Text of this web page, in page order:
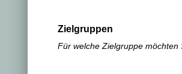
Zielgruppen
Für welche Zielgruppe möchten